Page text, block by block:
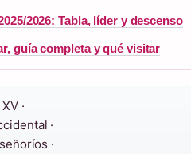
2026: Tabla, líder y descenso
guía completa y qué visitar
·
·
·